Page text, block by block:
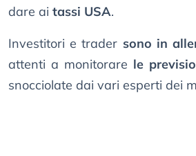
dare ai tassi USA.
Investitori e trader sono in
attenti a monitorare le
snocciolate dai vari esperti dei